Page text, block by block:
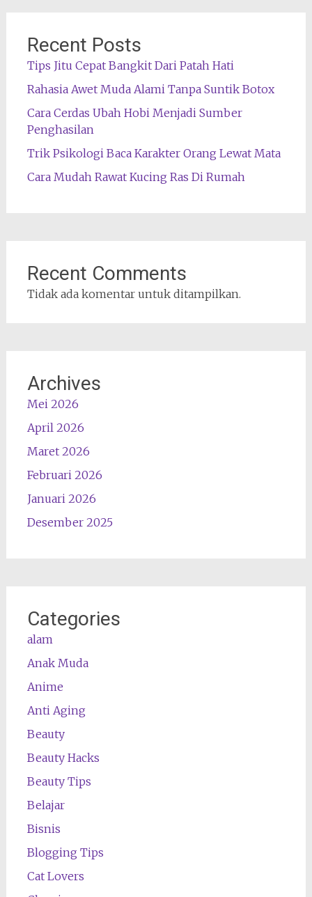
Recent Posts
Tips Jitu Cepat Bangkit Dari Patah Hati
Rahasia Awet Muda Alami Tanpa Suntik Botox
Cara Cerdas Ubah Hobi Menjadi Sumber
Penghasilan
Trik Psikologi Baca Karakter Orang Lewat Mata
Cara Mudah Rawat Kucing Ras Di Rumah
Recent Comments
Tidak ada komentar untuk ditampilkan.
Archives
Mei 2026
April 2026
Maret 2026
Februari 2026
Januari 2026
Desember 2025
Categories
alam
Anak Muda
Anime
Anti Aging
Beauty
Beauty Hacks
Beauty Tips
Belajar
Bisnis
Blogging Tips
Cat Lovers